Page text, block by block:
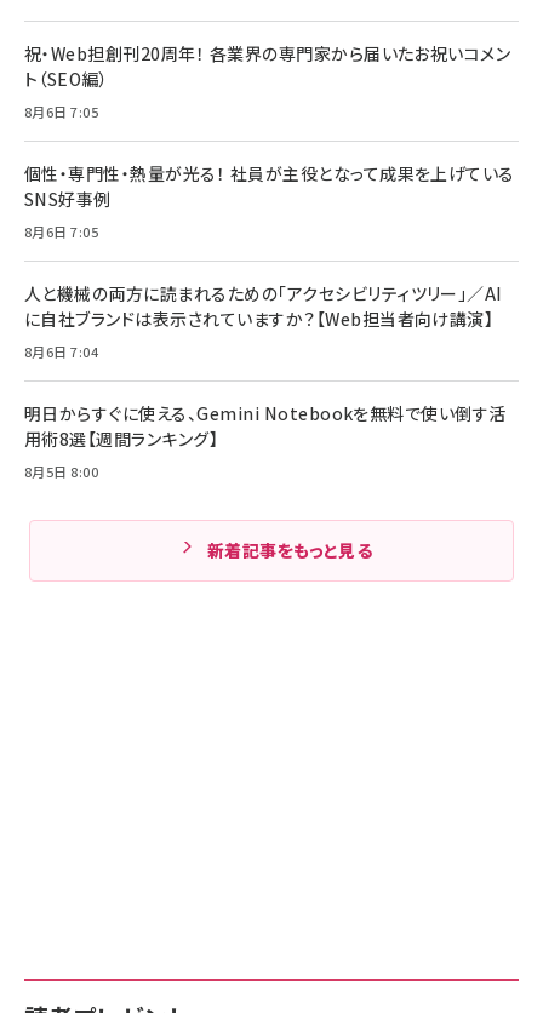
祝・Web担創刊20周年！ 各業界の専門家から届いたお祝いコメン
ト（SEO編）
8月6日 7:05
個性・専門性・熱量が光る！ 社員が主役となって成果を上げている
SNS好事例
8月6日 7:05
人と機械の両方に読まれるための「アクセシビリティツリー」／AI
に自社ブランドは表示されていますか？【Web担当者向け講演】
8月6日 7:04
明日からすぐに使える、Gemini Notebookを無料で使い倒す活
用術8選【週間ランキング】
8月5日 8:00
新着記事をもっと見る